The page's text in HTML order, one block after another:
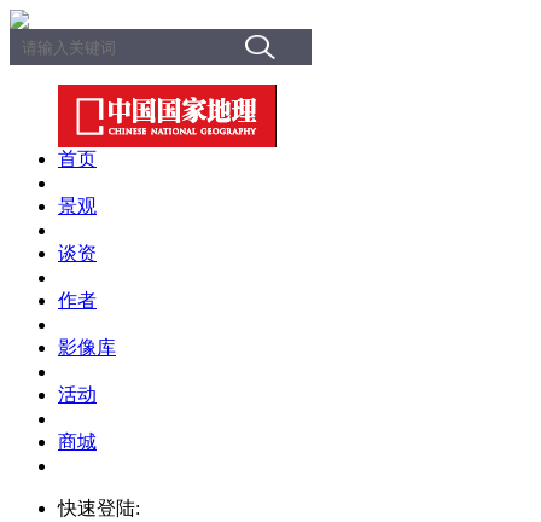
首页
景观
谈资
作者
影像库
活动
商城
快速登陆: